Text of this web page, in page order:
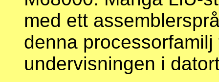
med ett
denna
undervisningen i